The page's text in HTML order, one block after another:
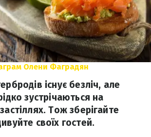
Олени Фаградян
існує безліч, але
зустрічаються на
Тож зберігайте
своїх гостей.